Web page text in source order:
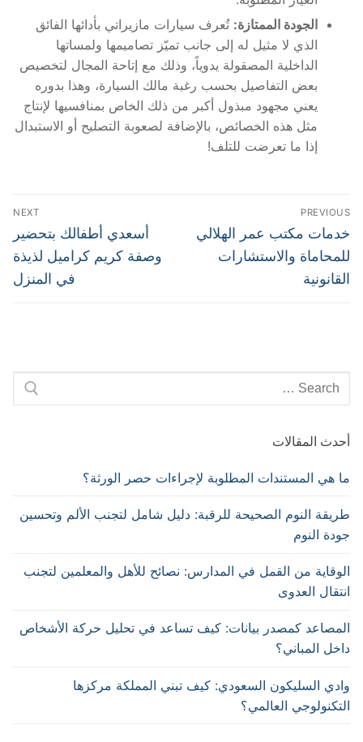
الجودة الممتازة: تُعرف سيارات مازيراتي بأدائها الفائق
الذي لا مثيل له إلى جانب تميّز تصاميمها ولمساتها
الداخلية المصقولة يدوياً، وذلك مع إتاحة المجال لتخصيص
بعض التفاصيل بحسب رغبة مالك السيارة، وهذا بدوره
يعني مجهود مبذول أكبر من ذلك الخاص بمنافسيها لإنتاج
مثل هذه الخصائص، بالإضافة لصعوبة التصليح أو الاستبدال
إذا ما تعرضت للتلف!
تصفّح
المقالات
PREVIOUS
Previous
post:
خدمات مكتب عمر الهلالي
للمحاماة والاستشارات
القانونية
NEXT
Next
post:
أسعدي أطفالك بتحضير
وصفة كريم كراميل لذيذة
في المنزل
Search
for:
أحدث المقالات
ما هي المستندات المطلوبة لإجراءات حصر الورثة؟
طريقة النوم الصحيحة للرقبة: دليل شامل لتجنب الألم وتحسين
جودة النوم
الوقاية من القمل في المدارس: نصائح للأهل والمعلمين لتجنب
انتقال العدوى
المصاعد كمصدر بيانات: كيف تساعد في تحليل حركة الأشخاص
داخل المباني؟
وادي السليكون السعودي: كيف تبني المملكة مركزها
التكنولوجي العالمي؟